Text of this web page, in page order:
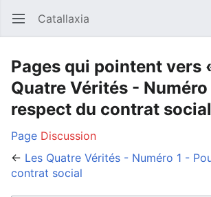
Ouvrir le menu principal Catallaxia
Pages qui pointent vers
Quatre Vérités -
respect du contrat
Page Discussion
← Les Quatre Vérités - Numéro 1 -
contrat social